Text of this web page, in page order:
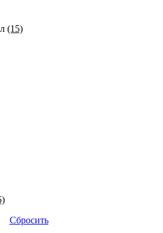
(15)
Сбросить